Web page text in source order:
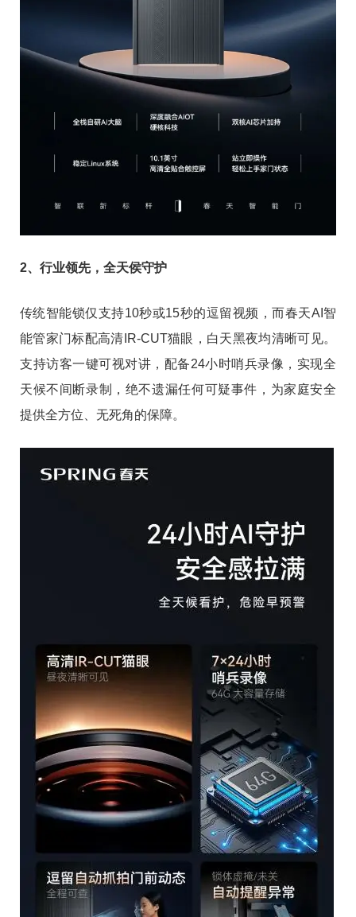
2、行业领先，全天侯守护
传统智能锁仅支持10秒或15秒的逗留视频，而春天AI智
能管家门标配高清IR-CUT猫眼，白天黑夜均清晰可见。
支持访客一键可视对讲，配备24小时哨兵录像，实现全
天候不间断录制，绝不遗漏任何可疑事件，为家庭安全
提供全方位、无死角的保障。